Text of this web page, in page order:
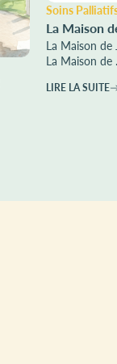
Soins
La Maison
La Maison de
La Maison de
LIRE LA SUITE